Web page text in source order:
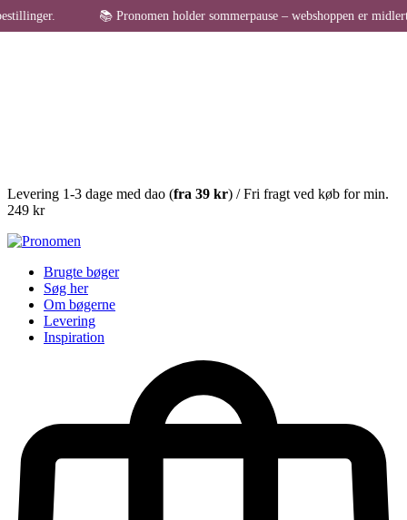
Levering 1-3 dage med dao (fra 39 kr) / Fri fragt ved køb for min.
249 kr
Brugte bøger
Søg her
Om bøgerne
Levering
Inspiration
📚 Pronomen holder sommerpause – webshoppen er